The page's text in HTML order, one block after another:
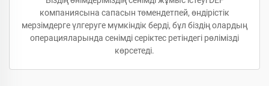
компаниясына сапасын төмендетпей, өндірістік
мерзімдерге үлгеруге мүмкіндік берді, бұл біздің олардың
операцияларында сенімді серіктес ретіндегі рөлімізді
көрсетеді.